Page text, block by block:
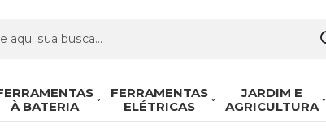
À BATERIA
FERRAMENTAS
ELÉTRICAS
JARDIM E
AGRICULTURA